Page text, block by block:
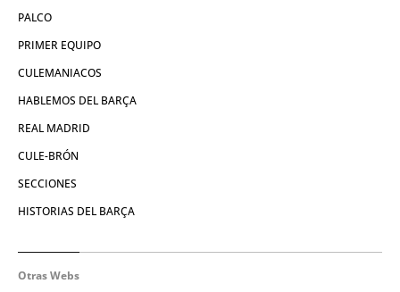
PALCO
PRIMER EQUIPO
CULEMANIACOS
HABLEMOS DEL BARÇA
REAL MADRID
CULE-BRÓN
SECCIONES
HISTORIAS DEL BARÇA
Otras Webs